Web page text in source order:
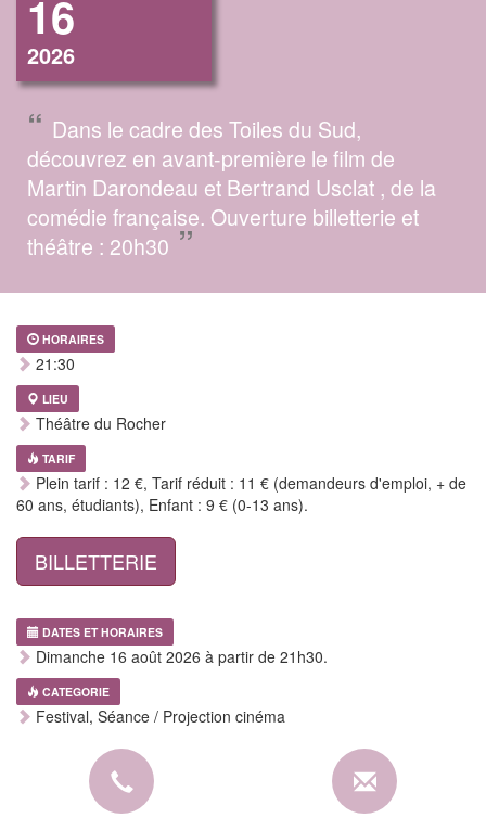
16
2026
“ Dans le cadre des Toiles du Sud,
découvrez en avant-première le film de
Martin Darondeau et Bertrand Usclat , de la
comédie française. Ouverture billetterie et
théâtre : 20h30 ”
HORAIRES
21:30
LIEU
Théâtre du Rocher
TARIF
Plein tarif : 12 €, Tarif réduit : 11 € (demandeurs d'emploi, + de
60 ans, étudiants), Enfant : 9 € (0-13 ans).
BILLETTERIE
DATES ET HORAIRES
Dimanche 16 août 2026 à partir de 21h30.
CATEGORIE
Festival, Séance / Projection cinéma